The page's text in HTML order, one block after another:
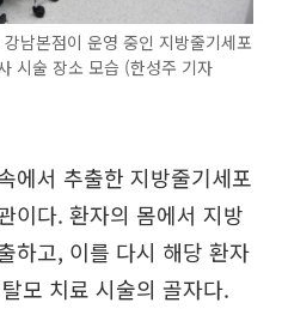
남본점이 운영 중인 지방줄기세포
시술 장소 모습 (한성주 기자
에서 추출한 지방줄기세포
이다. 환자의 몸에서 지방
하고, 이를 다시 해당 환자
모 치료 시술의 골자다.